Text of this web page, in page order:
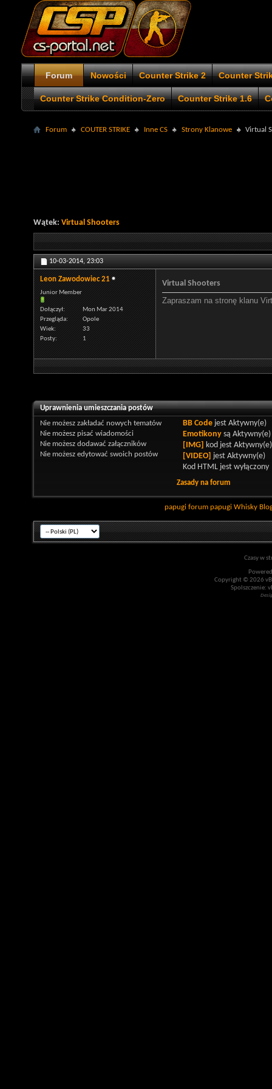
Forum Nowości Counter Strike 2 Counter
Counter Strike Condition-Zero Counter Strike 1.6
Forum COUTER STRIKE Inne CS Strony Klanowe Virtual
Wątek: Virtual Shooters
10-03-2014, 23:03
Leon Zawodowiec 21
Junior Member
Dołączył
Mon Mar 2014
Przegląda
Opole
Wiek
33
Posty
1
Virtual Shooters
Zapraszam na stronę klanu
Uprawnienia umieszczania postów
Nie możesz zakładać nowych tematów
Nie możesz pisać wiadomości
Nie możesz dodawać załączników
Nie możesz edytować swoich postów
BB Codejest Aktywny(e)
Emotikonysą Aktywny(e)
[IMG]
kod jest Aktywny(e)
[VIDEO] jest Aktywny(e)
Kod HTML jest wyłączony
Zasady na forum
papugi forum papugi Whisky
Czasy w
Copyright © 2026
Spolszczenie: